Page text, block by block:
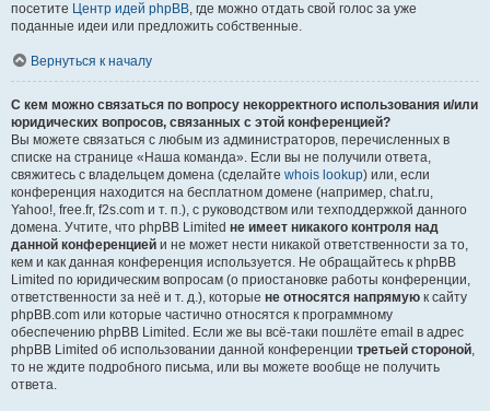
посетите Центр идей phpBB, где можно отдать свой голос за уже
поданные идеи или предложить собственные.
Вернуться к началу
С кем можно связаться по вопросу некорректного использования и/или
юридических вопросов, связанных с этой конференцией?
Вы можете связаться с любым из администраторов, перечисленных в
списке на странице «Наша команда». Если вы не получили ответа,
свяжитесь с владельцем домена (сделайте whois lookup) или, если
конференция находится на бесплатном домене (например, chat.ru,
Yahoo!, free.fr, f2s.com и т. п.), с руководством или техподдержкой данного
домена. Учтите, что phpBB Limited не имеет никакого контроля над
данной конференцией и не может нести никакой ответственности за то,
кем и как данная конференция используется. Не обращайтесь к phpBB
Limited по юридическим вопросам (о приостановке работы конференции,
ответственности за неё и т. д.), которые не относятся напрямую к сайту
phpBB.com или которые частично относятся к программному
обеспечению phpBB Limited. Если же вы всё-таки пошлёте email в адрес
phpBB Limited об использовании данной конференции третьей стороной,
то не ждите подробного письма, или вы можете вообще не получить
ответа.